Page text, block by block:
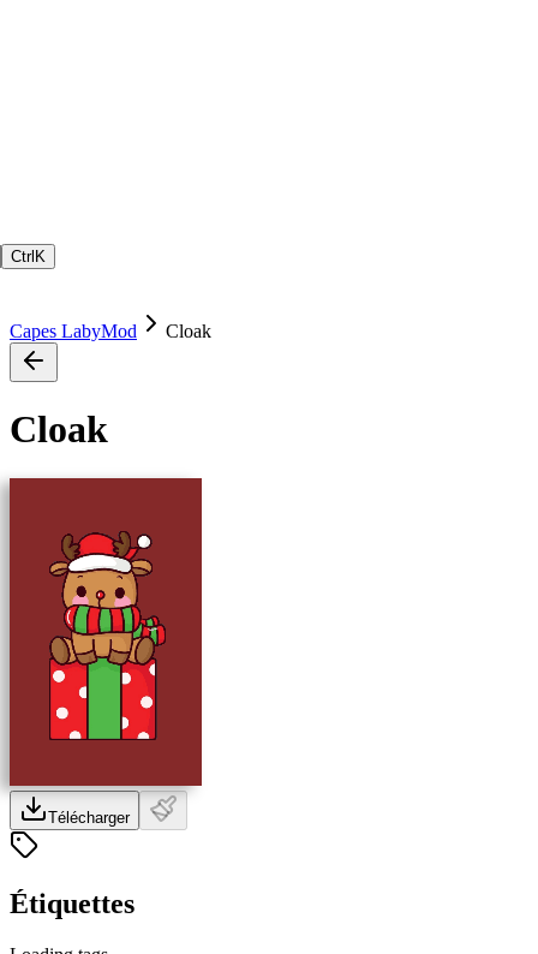
Ctrl K
Capes LabyMod Cloak
Cloak
Télécharger
Étiquettes